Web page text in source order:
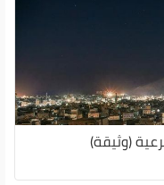
(وثيقة)